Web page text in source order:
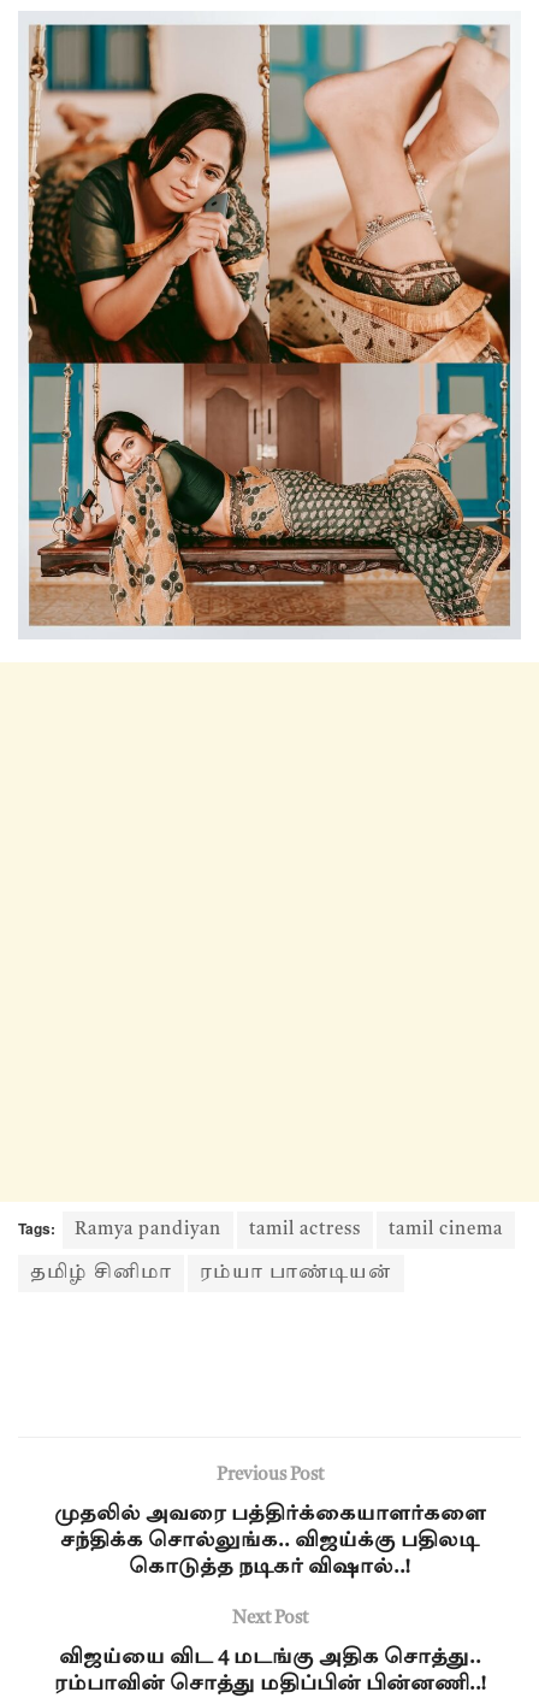
Tags: Ramya pandiyan tamil actress tamil cinema
தமிழ் சினிமா ரம்யா பாண்டியன்
Previous Post
முதலில் அவரை பத்திர்க்கையாளர்களை
சந்திக்க சொல்லுங்க.. விஜய்க்கு பதிலடி
கொடுத்த நடிகர் விஷால்..!
Next Post
விஜய்யை விட 4 மடங்கு அதிக சொத்து..
ரம்பாவின் சொத்து மதிப்பின் பின்னணி..!